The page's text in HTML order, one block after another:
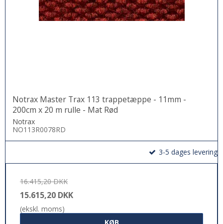
Notrax Master Trax 113 trappetæppe - 11mm -
200cm x 20 m rulle - Mat Rød
Notrax
NO113R0078RD
3-5 dages levering
16.415,20 DKK
15.615,20 DKK
(ekskl. moms)
KØB